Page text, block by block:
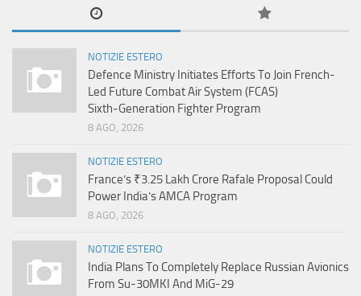
NOTIZIE ESTERO
Defence Ministry Initiates Efforts To Join French-
Led Future Combat Air System (FCAS)
Sixth‑Generation Fighter Program
8 AGO, 2026
NOTIZIE ESTERO
France’s ₹3.25 Lakh Crore Rafale Proposal Could
Power India’s AMCA Program
8 AGO, 2026
NOTIZIE ESTERO
India Plans To Completely Replace Russian Avionics
From Su-30MKI And MiG-29